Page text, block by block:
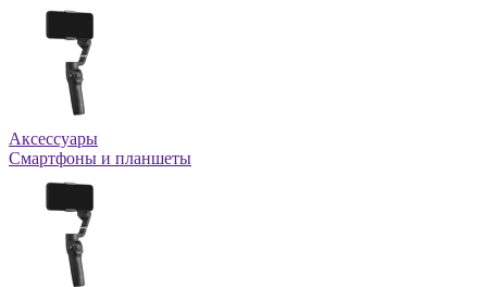
Аксессуары
Смартфоны и планшеты